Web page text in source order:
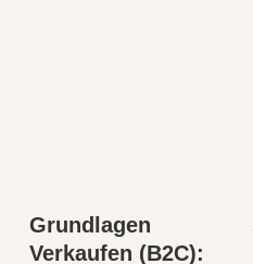
Grundlagen
Verkaufen (B2C):